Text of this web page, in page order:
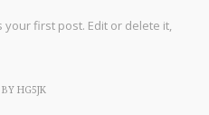
your first post. Edit or delete it,
BY HG5JK